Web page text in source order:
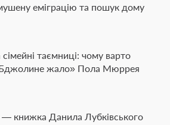
еміграцію та пошук дому
сімейні таємниці: чому варто
жало» Пола Мюррея
— книжка Данила Лубківського